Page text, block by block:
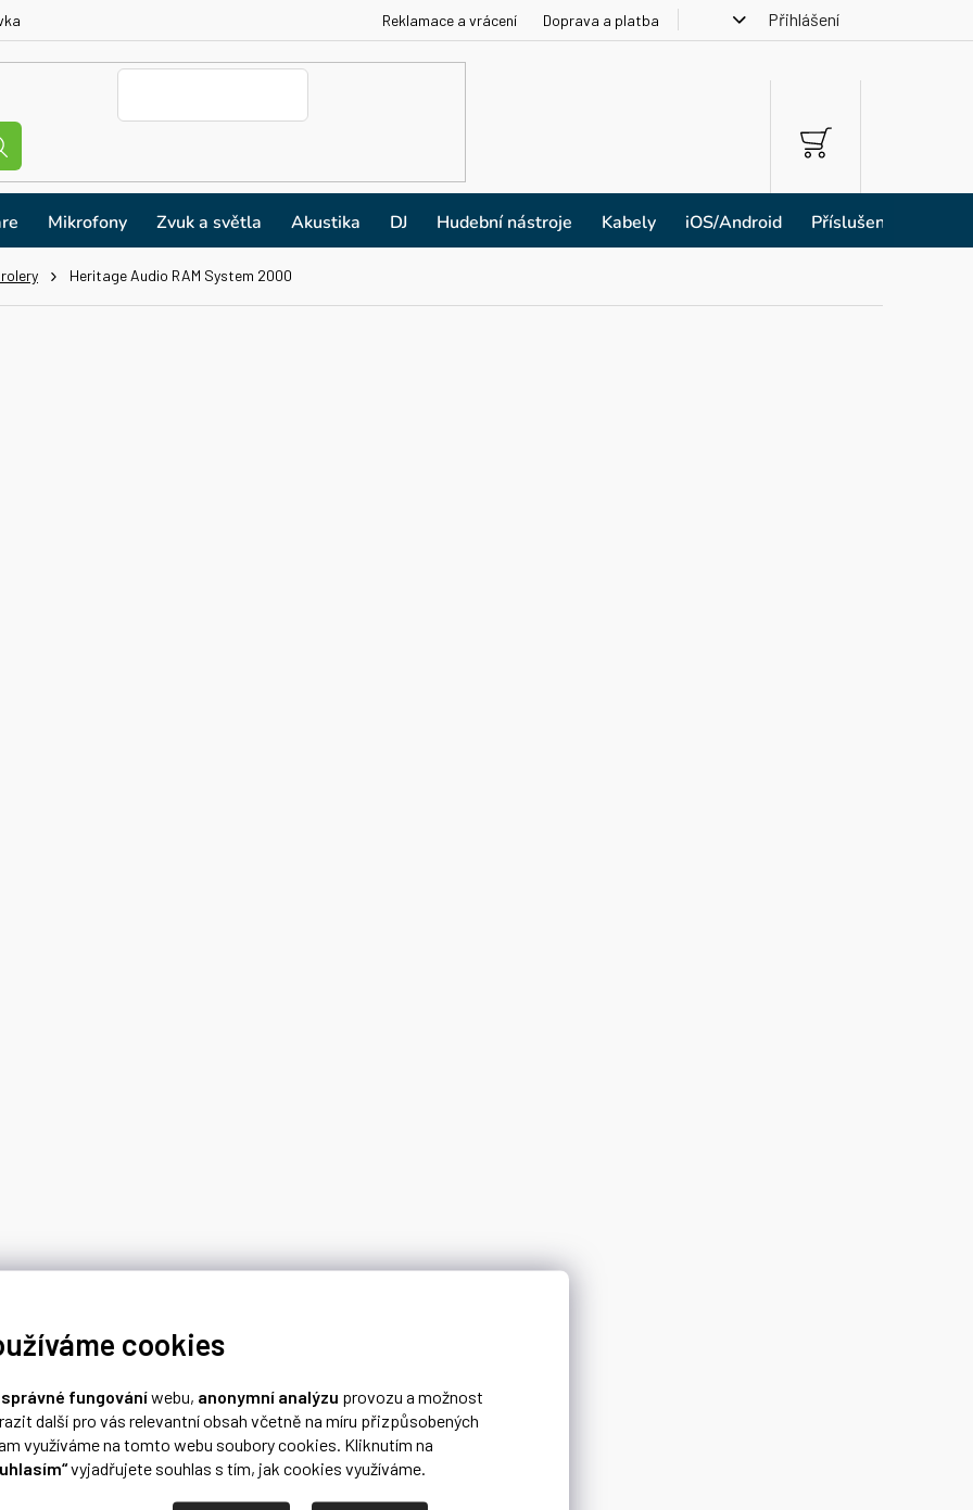
cookies
správné fungováníwebu, anonymní analýzu provozu a možnost
další pro vás relevantní obsah včetně na míru přizpůsobených
využíváme na tomto webu soubory cookies. Kliknutím na
vyjadřujete souhlas s tím, jak cookies využíváme.
Reklamace a vrácení Doprava a platba Přihlášení
NÁKUPNÍ
KOŠÍK
Mikrofony Zvuk a světla Akustika DJ Hudební nástroje Kabely iOS/Android Příslušenství
Heritage Audio RAM System 2000